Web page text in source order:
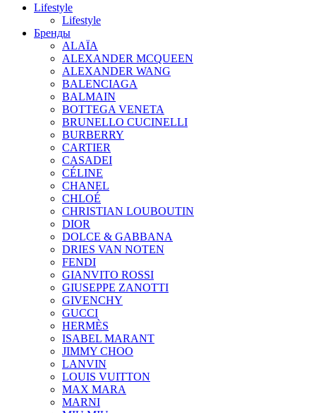
Lifestyle
Lifestyle
Бренды
ALAÏA
ALEXANDER MCQUEEN
ALEXANDER WANG
BALENCIAGA
BALMAIN
BOTTEGA VENETA
BRUNELLO CUCINELLI
BURBERRY
CARTIER
CASADEI
CÉLINE
CHANEL
CHLOÉ
CHRISTIAN LOUBOUTIN
DIOR
DOLCE & GABBANA
DRIES VAN NOTEN
FENDI
GIANVITO ROSSI
GIUSEPPE ZANOTTI
GIVENCHY
GUCCI
HERMÈS
ISABEL MARANT
JIMMY CHOO
LANVIN
LOUIS VUITTON
MAX MARA
MARNI